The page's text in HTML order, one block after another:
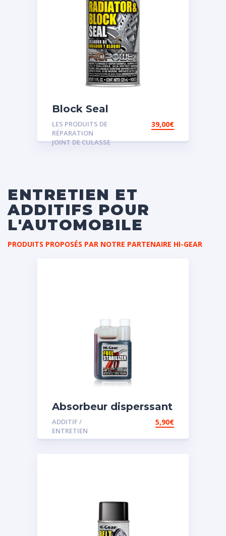
Block Seal
LES PRODUITS DE
RÉPARATION
JOINT DE CULASSE
39,00€
ENTRETIEN ET
ADDITIFS POUR
L'AUTOMOBILE
PRODUITS PROPOSÉS PAR NOTRE PARTENAIRE HI-GEAR
Absorbeur disperssant
d’eau pour carburant
ADDITIF /
ENTRETIEN
5,90€